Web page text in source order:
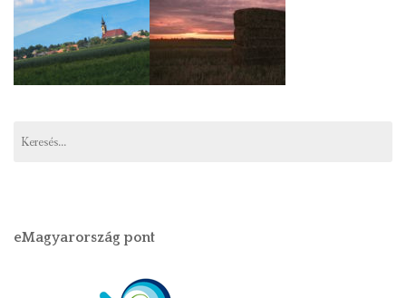
eMagyarország pont